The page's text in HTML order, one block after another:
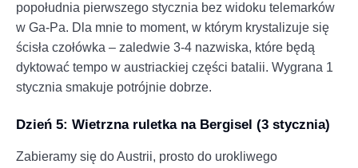
popołudnia pierwszego stycznia bez widoku telemarków
w Ga-Pa. Dla mnie to moment, w którym krystalizuje się
ścisła czołówka – zaledwie 3-4 nazwiska, które będą
dyktować tempo w austriackiej części batalii. Wygrana 1
stycznia smakuje potrójnie dobrze.
Dzień 5: Wietrzna ruletka na Bergisel (3 stycznia)
Zabieramy się do Austrii, prosto do urokliwego